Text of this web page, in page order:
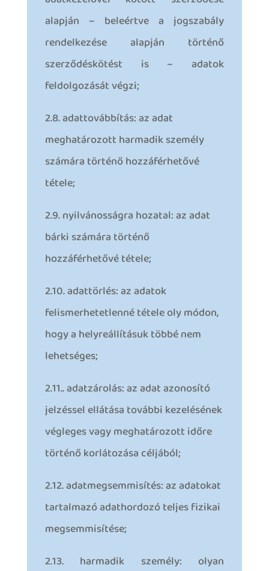
alapján – beleértve a jogszabály
rendelkezése alapján történő
szerződéskötést is – adatok
feldolgozását végzi;
2.8. adattovábbítás: az adat
meghatározott harmadik személy
számára történő hozzáférhetővé
tétele;
2.9. nyilvánosságra hozatal: az adat
bárki számára történő
hozzáférhetővé tétele;
2.10. adattörlés: az adatok
felismerhetetlenné tétele oly módon,
hogy a helyreállításuk többé nem
lehetséges;
2.11.. adatzárolás: az adat azonosító
jelzéssel ellátása további kezelésének
végleges vagy meghatározott időre
történő korlátozása céljából;
2.12. adatmegsemmisítés: az adatokat
tartalmazó adathordozó teljes fizikai
megsemmisítése;
2.13. harmadik személy: olyan